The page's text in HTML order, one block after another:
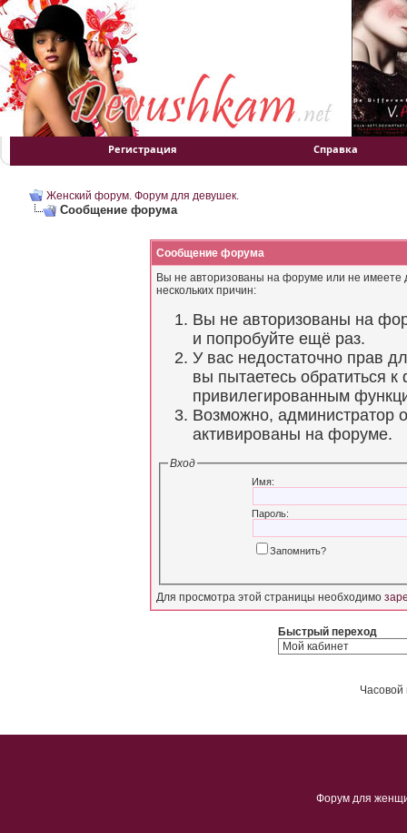
Регистрация Справка
Женский форум. Форум для девушек.
Сообщение форума
Сообщение форума
Вы не авторизованы на форуме или не имеете
нескольких причин:
Вы не авторизованы на
и попробуйте ещё раз.
У вас недостаточно прав
вы пытаетесь обратиться
привилегированным
Возможно, администратор
активированы на форуме.
Вход
Имя:
Пароль:
Запомнить?
Для просмотра этой страницы необходимо
Быстрый переход
Часовой
Форум для